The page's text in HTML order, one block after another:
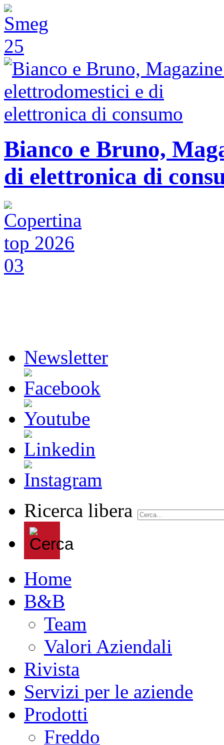
Bianco e Bruno,
di elettronica di
Newsletter
Ricerca libera
Home
B&B
Team
Valori Aziendali
Rivista
Servizi per le aziende
Prodotti
Freddo